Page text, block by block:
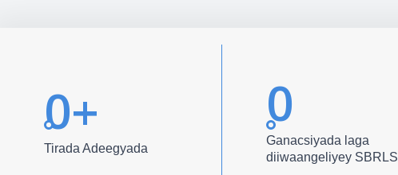
0+
Tirada Adeegyada
0
Ganacsiyada laga
diiwaangeliyey SBRLS